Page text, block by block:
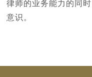
律师的业务能力的同
意识。